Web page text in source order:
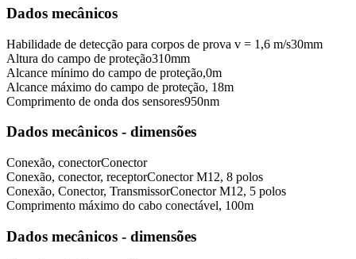
Dados mecânicos
Habilidade de detecção para corpos de prova v = 1,6 m/s30mm
Altura do campo de proteção310mm
Alcance mínimo do campo de proteção,0m
Alcance máximo do campo de proteção, 18m
Comprimento de onda dos sensores950nm
Dados mecânicos - dimensões
Conexão, conectorConector
Conexão, conector, receptorConector M12, 8 polos
Conexão, Conector, TransmissorConector M12, 5 polos
Comprimento máximo do cabo conectável, 100m
Dados mecânicos - dimensões